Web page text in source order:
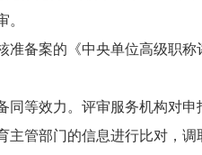
。
准备案的《中央单位高级职
同等效力。评审服务机构对
主管部门的信息进行比对，